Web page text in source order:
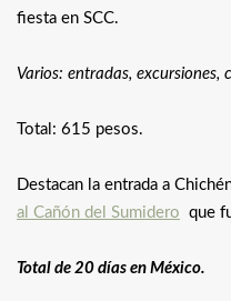
fiesta en SCC.
Varios: entradas, excursiones,
Total: 615 pesos.
Destacan la entrada a
al Cañón del Sumidero que
Total de 20 días en México.